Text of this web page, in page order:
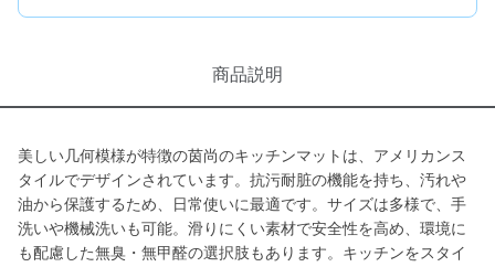
商品説明
美しい几何模様が特徴の茵尚のキッチンマットは、アメリカンス
タイルでデザインされています。抗污耐脏の機能を持ち、汚れや
油から保護するため、日常使いに最適です。サイズは多様で、手
洗いや機械洗いも可能。滑りにくい素材で安全性を高め、環境に
も配慮した無臭・無甲醛の選択肢もあります。キッチンをスタイ